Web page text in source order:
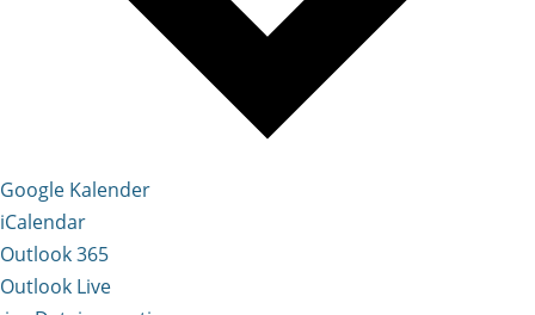
Google Kalender
iCalendar
Outlook 365
Outlook Live